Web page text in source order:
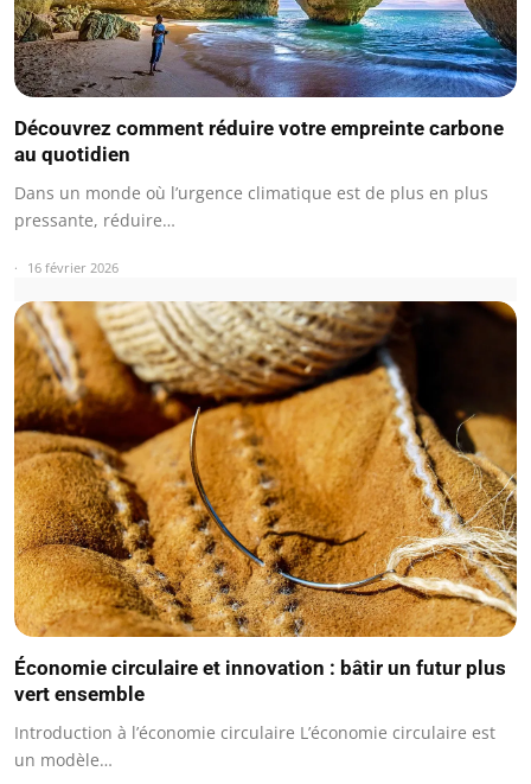
Découvrez comment réduire votre empreinte carbone
au quotidien
Dans un monde où l’urgence climatique est de plus en plus
pressante, réduire…
16 février 2026
Économie circulaire et innovation : bâtir un futur plus
vert ensemble
Introduction à l’économie circulaire L’économie circulaire est
un modèle…